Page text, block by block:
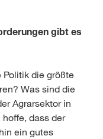
gibt es
die größte
Was sind die
Agrarsektor in
dass der
ein gutes